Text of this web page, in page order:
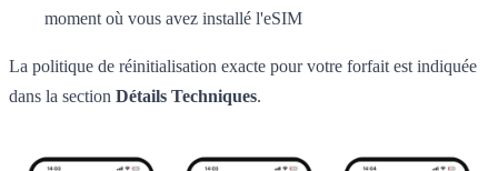
moment où vous avez installé l'eSIM
La politique de réinitialisation exacte pour votre forfait est indiquée
dans la section Détails Techniques.